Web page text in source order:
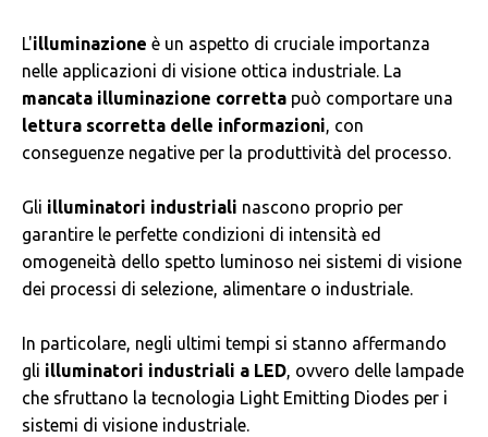
L'illuminazione è un aspetto di cruciale importanza
nelle applicazioni di visione ottica industriale. La
mancata illuminazione corretta può comportare una
lettura scorretta delle informazioni, con
conseguenze negative per la produttività del processo.
Gli illuminatori industriali nascono proprio per
garantire le perfette condizioni di intensità ed
omogeneità dello spetto luminoso nei sistemi di visione
dei processi di selezione, alimentare o industriale.
In particolare, negli ultimi tempi si stanno affermando
gli illuminatori industriali a LED, ovvero delle lampade
che sfruttano la tecnologia Light Emitting Diodes per i
sistemi di visione industriale.